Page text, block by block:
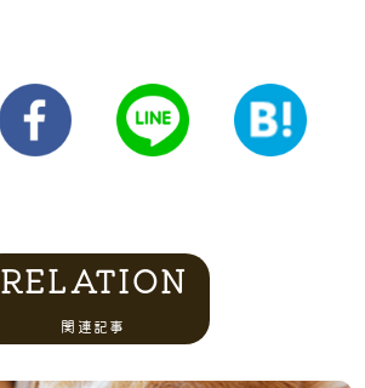
RELATION
関連記事